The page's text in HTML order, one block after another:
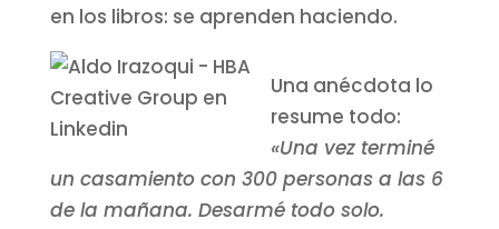
en los libros: se aprenden haciendo.
Una anécdota lo
resume todo:
«Una vez terminé
un casamiento con 300 personas a las 6
de la mañana. Desarmé todo solo.